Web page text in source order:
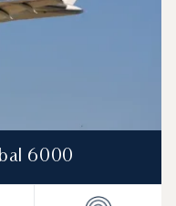
6000